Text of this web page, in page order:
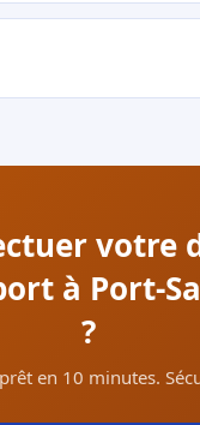
votre
à Port-
?
en 10 minutes.